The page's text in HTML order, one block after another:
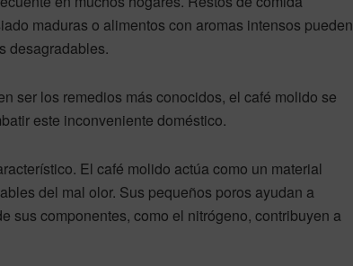
maduras o alimentos con aromas intensos pueden
desagradables.
ser los remedios más conocidos, el café molido se
este inconveniente doméstico.
El café molido actúa como un material
del mal olor. Sus pequeños poros ayudan a
sus componentes, como el nitrógeno, contribuyen a